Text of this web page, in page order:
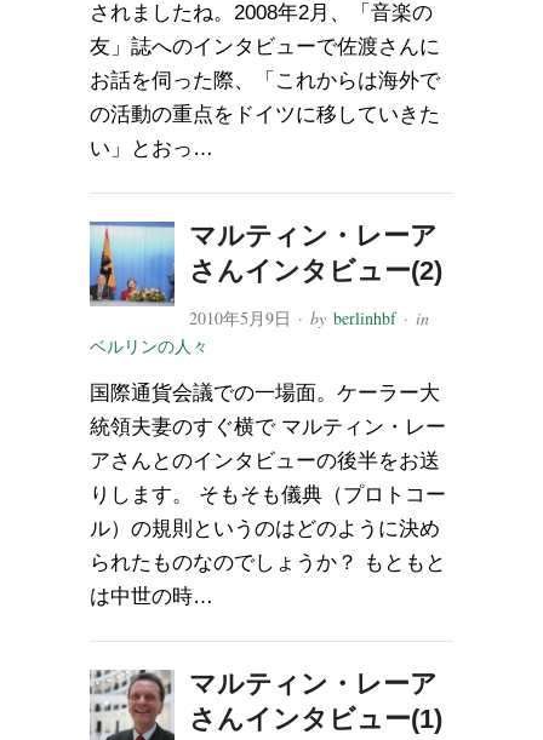
されましたね。2008年2月、「音楽の
友」誌へのインタビューで佐渡さんに
お話を伺った際、「これからは海外で
の活動の重点をドイツに移していきた
い」とおっ…
マルティン・レーア
さんインタビュー(2)
2010年5月9日 · byberlinhbf· in
ベルリンの人々
国際通貨会議での一場面。ケーラー大
統領夫妻のすぐ横で マルティン・レー
アさんとのインタビューの後半をお送
りします。 そもそも儀典（プロトコー
ル）の規則というのはどのように決め
られたものなのでしょうか？ もともと
は中世の時…
マルティン・レーア
さんインタビュー(1)